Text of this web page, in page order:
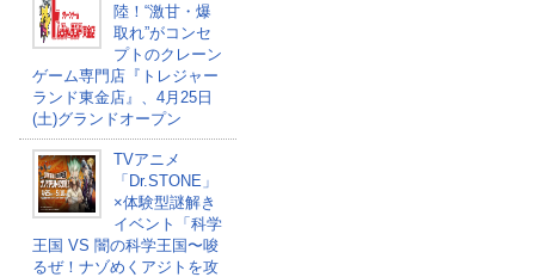
陸！“激甘・爆
取れ”がコンセ
プトのクレーン
ゲーム専門店『トレジャー
ランド東金店』、4月25日
(土)グランドオープン
TVアニメ
「Dr.STONE」
×体験型謎解き
イベント「科学
王国 VS 闇の科学王国〜唆
るぜ！ナゾめくアジトを攻